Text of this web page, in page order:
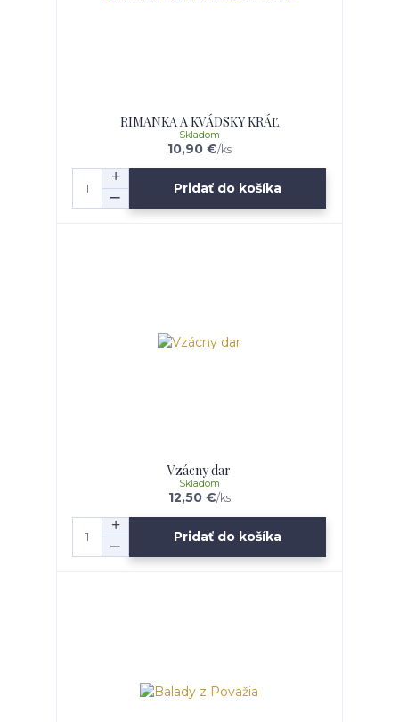
RIMANKA A KVÁDSKY KRÁĽ
10,90 €/ks
Skladom
Pridať do košíka
Vzácny dar
12,50 €/ks
Skladom
Pridať do košíka